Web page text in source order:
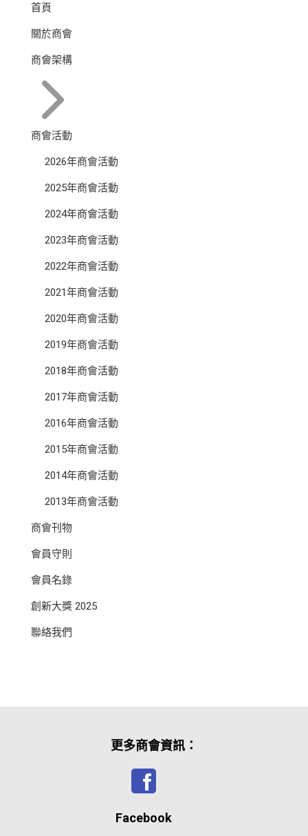
首頁
關於商會
商會架構
商會活動
2026年商會活動
2025年商會活動
2024年商會活動
2023年商會活動
2022年商會活動
2021年商會活動
2020年商會活動
2019年商會活動
2018年商會活動
2017年商會活動
2016年商會活動
2015年商會活動
2014年商會活動
2013年商會活動
商會刊物
會員守則
會員名錄
創新大獎 2025
聯絡我們
更多商會資訊：
Facebook